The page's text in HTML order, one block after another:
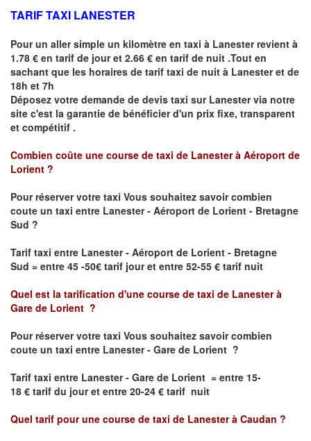
TARIF TAXI LANESTER
Pour un aller simple un kilomètre en taxi à Lanester revient à
1.78 € en tarif de jour et 2.66 € en tarif de nuit .Tout en
sachant que les horaires de tarif taxi de nuit à Lanesteret de
18h et 7h
Déposez votre demande de devis taxi sur Lanestervia notre
site c'est la garantie de bénéficier d'un prix fixe, transparent
et compétitif .
Combien coûte une course de taxi de Lanester à Aéroport de
Lorient ?
Pour réserver votre taxi Vous souhaitez savoircombien
coute un taxi entre Lanester - Aéroport de Lorient - Bretagne
Sud ?
Tarif taxi entre Lanester - Aéroport de Lorient - Bretagne
Sud = entre 45 -50€ tarif jour et entre 52-55 € tarif nuit
Quel est la tarification d'une course de taxi de Lanester à
Gare de Lorient ?
Pour réserver votre taxi Vous souhaitez savoircombien
coute un taxi entre Lanester - Gare de Lorient ?
Tarif taxi entre Lanester - Gare de Lorient = entre 15-
18 € tarif du jour et entre 20-24 € tarif nuit
Quel tarif pour une course de taxi de Lanester à Caudan ?